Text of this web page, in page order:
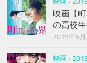
映画【
の高校
2019年6月
映画/